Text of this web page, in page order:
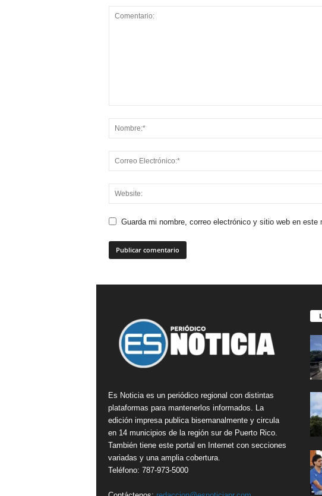
Guarda mi nombre, correo electrónico y sitio web en
Es Noticia es un periódico regional con distintas
plataformas para mantenerlos informados. La
edición impresa publica bisemanalmente y circula
en 14 municipios de la región sur de Puerto Rico.
También tiene este portal en Internet con secciones
variadas y una amplia cobertura.
Teléfono: 787-973-5000